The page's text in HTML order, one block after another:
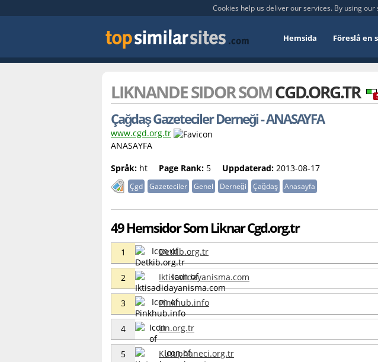
Cookies help us deliver our services. By using
Hemsida Föreslå en
LIKNANDE SIDOR SOMCGD.ORG.TR
Çağdaş Gazeteciler Derneği - ANASAYFA
www.cgd.org.tr
ANASAYFA
Språk: ht Page Rank: 5 Uppdaterad: 2013-08-17
Çgd Gazeteciler Genel Derneği Çağdaş Anasayfa
49 Hemsidor Som Liknar Cgd.org.tr
1 Detkib.org.tr
2 Iktisadidayanisma.com
3 Pinkhub.info
4 Un.org.tr
5 Kutuphaneci.org.tr